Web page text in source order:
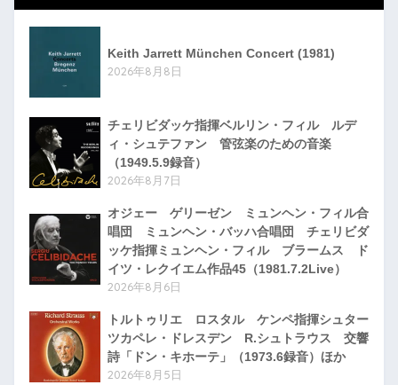
Keith Jarrett München Concert (1981)
2026年8月8日
チェリビダッケ指揮ベルリン・フィル ルデ
ィ・シュテファン 管弦楽のための音楽
（1949.5.9録音）
2026年8月7日
オジェー ゲリーゼン ミュンヘン・フィル合
唱団 ミュンヘン・バッハ合唱団 チェリビダ
ッケ指揮ミュンヘン・フィル ブラームス ド
イツ・レクイエム作品45（1981.7.2Live）
2026年8月6日
トルトゥリエ ロスタル ケンペ指揮シュター
ツカペレ・ドレスデン R.シュトラウス 交響
詩「ドン・キホーテ」（1973.6録音）ほか
2026年8月5日